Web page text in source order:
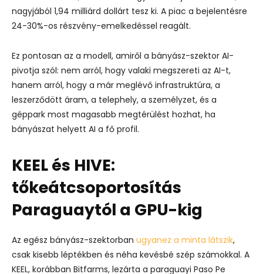
nagyjából 1,94 milliárd dollárt tesz ki. A piac a bejelentésre
24-30%-os részvény-emelkedéssel reagált.
Ez pontosan az a modell, amiről a bányász-szektor AI-
pivotja szól: nem arról, hogy valaki megszereti az AI-t,
hanem arról, hogy a már meglévő infrastruktúra, a
leszerződött áram, a telephely, a személyzet, és a
géppark most magasabb megtérülést hozhat, ha
bányászat helyett AI a fő profil.
KEEL és HIVE:
tőkeátcsoportosítás
Paraguaytól a GPU-kig
Az egész bányász-szektorban ugyanez a minta látszik,
csak kisebb léptékben és néha kevésbé szép számokkal. A
KEEL, korábban Bitfarms, lezárta a paraguayi Paso Pe